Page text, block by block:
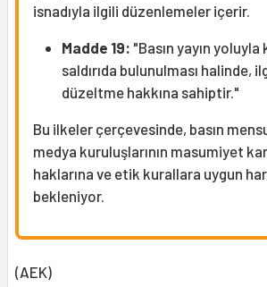
isnadıyla ilgili düzenlemeler içerir.
Madde 19: "Basın yayın
saldırıda bulunulması halinde,
düzeltme hakkına sahiptir."
Bu ilkeler çerçevesinde, basın
medya kuruluşlarının masumiyet
haklarına ve etik kurallara uygun
bekleniyor.
(AEK)